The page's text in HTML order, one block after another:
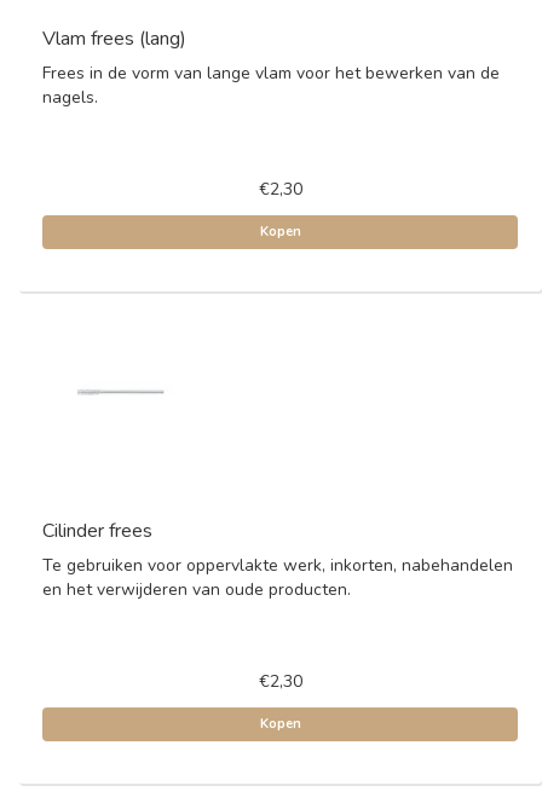
Vlam frees (lang)
Frees in de vorm van lange vlam voor het bewerken van de
nagels.
€2,30
Kopen
Cilinder frees
Te gebruiken voor oppervlakte werk, inkorten, nabehandelen
en het verwijderen van oude producten.
€2,30
Kopen